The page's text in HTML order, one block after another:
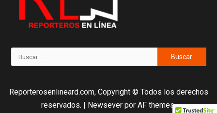
Reporterosenlineard.com, Copyright © Todos los derechos
reservados.
Newsever por AF themes.